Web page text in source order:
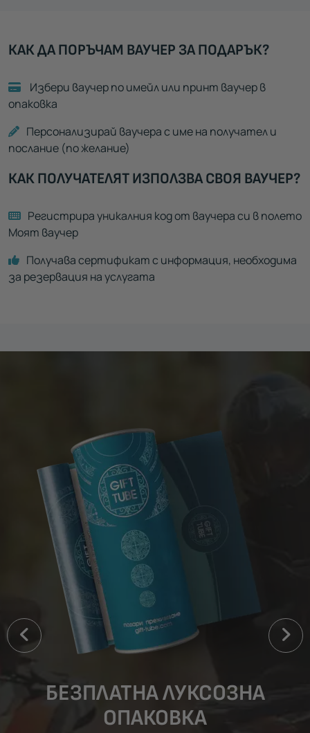
КАК ДА ПОРЪЧАМ ВАУЧЕР ЗА ПОДАРЪК?
Избери ваучер по имейл или принт ваучер в
опаковка
Персонализирай ваучера с име на получател и
послание (по желание)
КАК ПОЛУЧАТЕЛЯТ ИЗПОЛЗВА СВОЯ ВАУЧЕР?
Регистрира уникалния код от ваучера си в полето
Моят ваучер
Получава сертификат с информация, необходима
за резервация на услугата
БЕЗПЛАТНА ЛУКСОЗНА
ОПАКОВКА